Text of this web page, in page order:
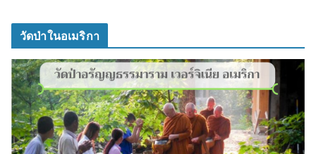
วัดป่าในอเมริกา